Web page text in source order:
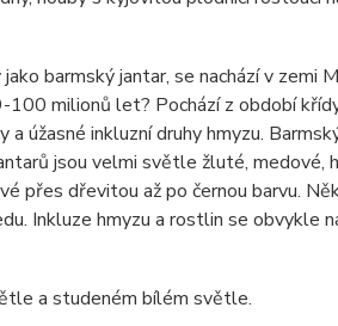
barmský jantar, se nachází v zemi
milionů let? Pochází z období
a úžasné inkluzní druhy hmyzu.
jsou velmi světle žluté, medové,
přes dřevitou až po černou barvu.
Inkluze hmyzu a rostlin se obvykle
a studeném bílém světle.